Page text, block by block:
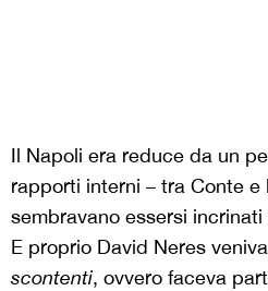
Il Napoli era reduce da un
rapporti interni – tra Conte e
sembravano essersi
E proprio David Neres
scontenti, ovvero faceva